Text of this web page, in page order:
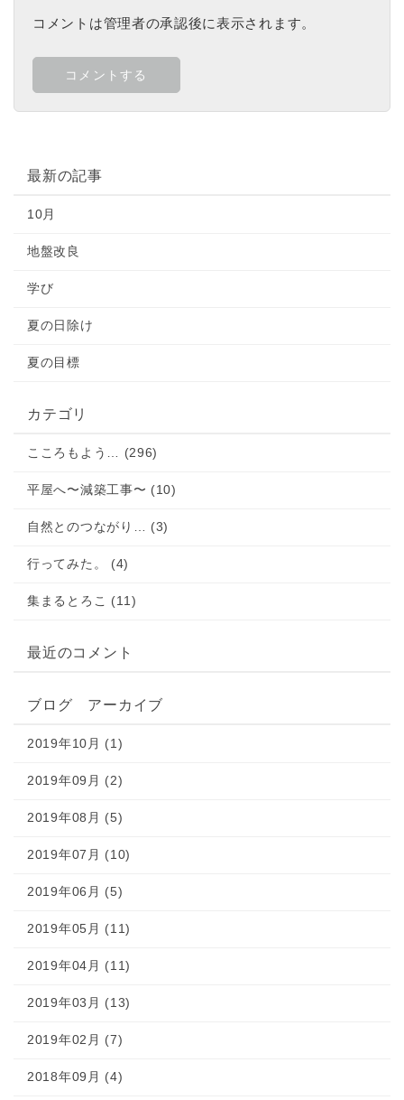
コメントは管理者の承認後に表示されます。
最新の記事
10月
地盤改良
学び
夏の日除け
夏の目標
カテゴリ
こころもよう… (296)
平屋へ〜減築工事〜 (10)
自然とのつながり… (3)
行ってみた。 (4)
集まるとろこ (11)
最近のコメント
ブログ アーカイブ
2019年10月 (1)
2019年09月 (2)
2019年08月 (5)
2019年07月 (10)
2019年06月 (5)
2019年05月 (11)
2019年04月 (11)
2019年03月 (13)
2019年02月 (7)
2018年09月 (4)